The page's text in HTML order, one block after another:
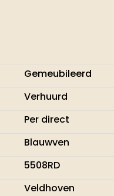
Gemeubileerd
Verhuurd
Per direct
Blauwven
5508RD
Veldhoven